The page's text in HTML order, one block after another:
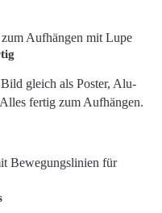
gleich als Poster, Alu-
fertig zum Aufhängen.